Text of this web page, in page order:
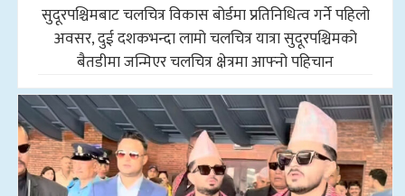
सुदूरपश्चिमबाट चलचित्र विकास बोर्डमा प्रतिनिधित्व गर्ने पहिलो
अवसर, दुई दशकभन्दा लामो चलचित्र यात्रा सुदूरपश्चिमको
बैतडीमा जन्मिएर चलचित्र क्षेत्रमा आफ्नो पहिचान